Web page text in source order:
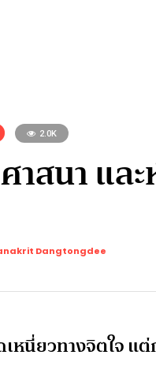
2.0K
สนา แล
Dangtongdee
เหนี่ยวทางจิตใจ